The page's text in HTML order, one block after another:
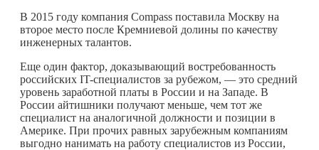
В 2015 году компания Compass поставила Москву на
второе место после Кремниевой долины по качеству
инженерных талантов.
Еще один фактор, доказывающий востребованность
российских IT-специалистов за рубежом, — это средний
уровень заработной платы в России и на Западе. В
России айтишники получают меньше, чем тот же
специалист на аналогичной должности и позиции в
Америке. При прочих равных зарубежным компаниям
выгодно нанимать на работу специалистов из России,